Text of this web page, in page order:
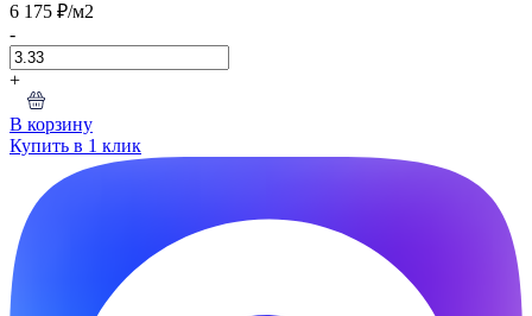
6 175 ₽/м2
-
+
В корзину
Купить в 1 клик